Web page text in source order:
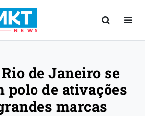
de Janeiro se
polo de ativações
marcas